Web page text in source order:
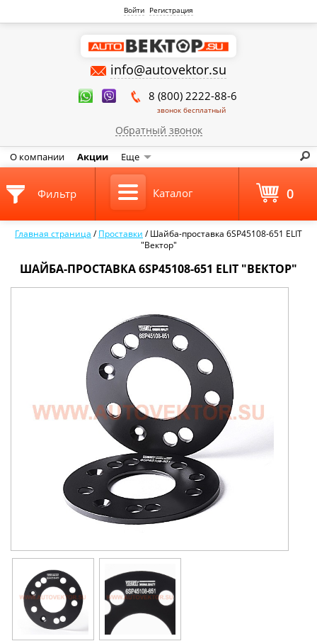
Войти Регистрация
info@autovektor.su
8 (800) 2222-88-6
звонок бесплатный
Обратный звонок
О компании Акции Еще
Главная страница /Проставки /Шайба-проставка 6SP45108-651 ELIT
"Вектор"
ШАЙБА-ПРОСТАВКА 6SP45108-651 ELIT "ВЕКТОР"
Фильтр Каталог 0